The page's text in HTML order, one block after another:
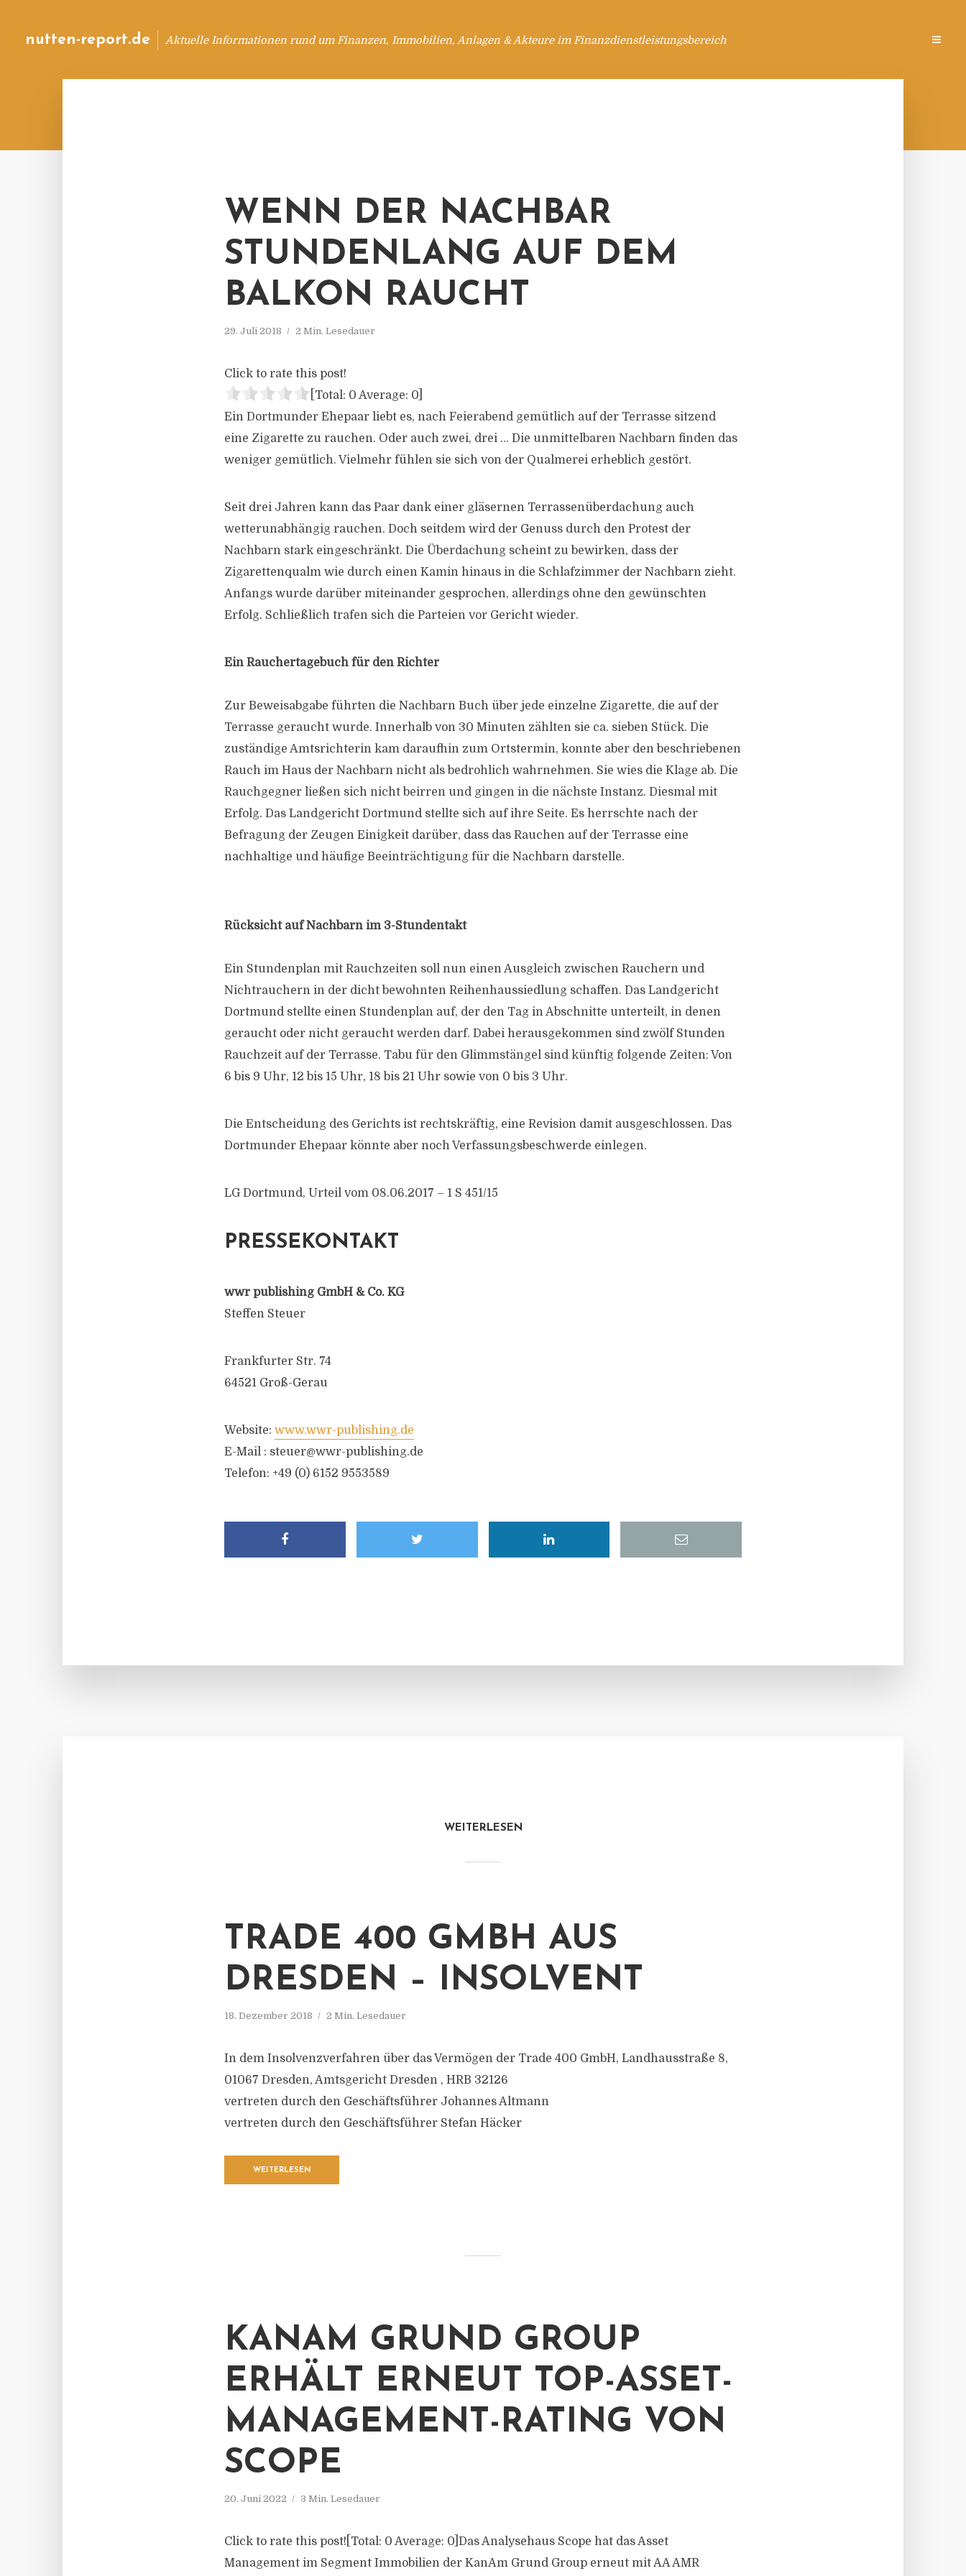
nutten-report.de Aktuelle Informationen rund um Finanzen, Immobilien, Anlagen & Akteure im Finanzdienstleistungsbereich
WENN DER NACHBAR
STUNDENLANG AUF DEM
BALKON RAUCHT
29. Juli 2018 2 Min. Lesedauer
Click to rate this post!
[Total: 0 Average: 0
Ein Dortmunder Ehepaar liebt es, nach Feierabend gemütlich auf der Terrasse sitzend
eine Zigarette zu rauchen. Oder auch zwei, drei … Die unmittelbaren Nachbarn finden das
weniger gemütlich. Vielmehr fühlen sie sich von der Qualmerei erheblich gestört.
Seit drei Jahren kann das Paar dank einer gläsernen Terrassenüberdachung auch
wetterunabhängig rauchen. Doch seitdem wird der Genuss durch den Protest der
Nachbarn stark eingeschränkt. Die Überdachung scheint zu bewirken, dass der
Zigarettenqualm wie durch einen Kamin hinaus in die Schlafzimmer der Nachbarn zieht.
Anfangs wurde darüber miteinander gesprochen, allerdings ohne den gewünschten
Erfolg. Schließlich trafen sich die Parteien vor Gericht wieder.
Ein Rauchertagebuch für den Richter
Zur Beweisabgabe führten die Nachbarn Buch über jede einzelne Zigarette, die auf der
Terrasse geraucht wurde. Innerhalb von 30 Minuten zählten sie ca. sieben Stück. Die
zuständige Amtsrichterin kam daraufhin zum Ortstermin, konnte aber den beschriebenen
Rauch im Haus der Nachbarn nicht als bedrohlich wahrnehmen. Sie wies die Klage ab. Die
Rauchgegner ließen sich nicht beirren und gingen in die nächste Instanz. Diesmal mit
Erfolg. Das Landgericht Dortmund stellte sich auf ihre Seite. Es herrschte nach der
Befragung der Zeugen Einigkeit darüber, dass das Rauchen auf der Terrasse eine
nachhaltige und häufige Beeinträchtigung für die Nachbarn darstelle.
Rücksicht auf Nachbarn im 3-Stundentakt
Ein Stundenplan mit Rauchzeiten soll nun einen Ausgleich zwischen Rauchern und
Nichtrauchern in der dicht bewohnten Reihenhaussiedlung schaffen. Das Landgericht
Dortmund stellte einen Stundenplan auf, der den Tag in Abschnitte unterteilt, in denen
geraucht oder nicht geraucht werden darf. Dabei herausgekommen sind zwölf Stunden
Rauchzeit auf der Terrasse. Tabu für den Glimmstängel sind künftig folgende Zeiten: Von
6 bis 9 Uhr, 12 bis 15 Uhr, 18 bis 21 Uhr sowie von 0 bis 3 Uhr.
Die Entscheidung des Gerichts ist rechtskräftig, eine Revision damit ausgeschlossen. Das
Dortmunder Ehepaar könnte aber noch Verfassungsbeschwerde einlegen.
LG Dortmund, Urteil vom 08.06.2017 – 1 S 451/15
PRESSEKONTAKT
wwr publishing GmbH & Co. KG
Steffen Steuer
Frankfurter Str. 74
64521 Groß-Gerau
Website: www.wwr-publishing.de
E-Mail : steuer@wwr-publishing.de
Telefon: +49 (0) 6152 9553589
WEITERLESEN
TRADE 400 GMBH AUS
DRESDEN – INSOLVENT
18. Dezember 2018 2 Min. Lesedauer
In dem Insolvenzverfahren über das Vermögen der Trade 400 GmbH, Landhausstraße 8,
01067 Dresden, Amtsgericht Dresden , HRB 32126
vertreten durch den Geschäftsführer Johannes Altmann
vertreten durch den Geschäftsführer Stefan Häcker
WEITERLESEN
KANAM GRUND GROUP
ERHÄLT ERNEUT TOP-ASSET-
MANAGEMENT-RATING VON
SCOPE
20. Juni 2022 3 Min. Lesedauer
Click to rate this post![Total: 0 Average: 0]Das Analysehaus Scope hat das Asset
Management im Segment Immobilien der KanAm Grund Group erneut mit AA AMR